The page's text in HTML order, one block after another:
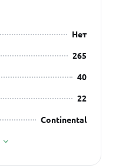
Нет
265
40
22
Continental